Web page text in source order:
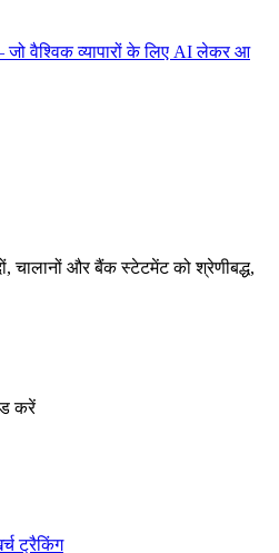
वैश्विक व्यापारों के लिए AI लेकर आ
चालानों और बैंक स्टेटमेंट को श्रेणीबद्ध,
करें